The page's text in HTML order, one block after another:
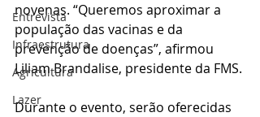
Entrevista
Infraestrutura
Agricultura
Lazer
novenas. “Queremos aproximar a
população das vacinas e da
prevenção de doenças”, afirmou
Liliam Brandalise, presidente da FMS.
Durante o evento, serão oferecidas